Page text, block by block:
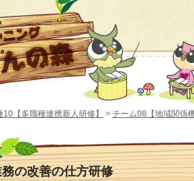
10【多職種連携新人研修】 > チーム08【地域関係
の改善の仕方研修